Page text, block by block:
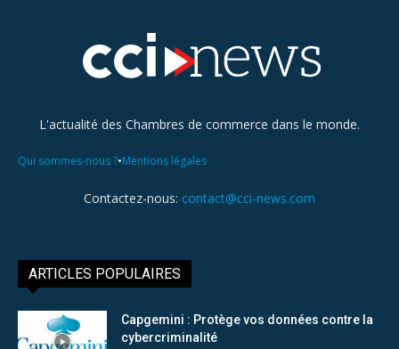
L'actualité des Chambres de commerce dans le monde.
Qui sommes-nous ?•Mentions légales
Contactez-nous: contact@cci-news.com
ARTICLES POPULAIRES
Capgemini : Protège vos données contre la
cybercriminalité